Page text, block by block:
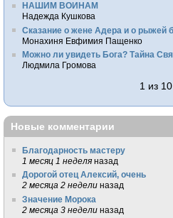
НАШИМ ВОИНАМ
Надежда Кушкова
Сказание о жене Адера и о рыжей
Монахиня Евфимия Пащенко
Можно ли увидеть Бога? Тайна
Людмила Громова
1 из 10
Новые комментарии
Благодарность мастеру
1 месяц 1 неделя назад
Дорогой отец Алексий, очень
2 месяца 2 недели назад
Значение Морока
2 месяца 3 недели назад